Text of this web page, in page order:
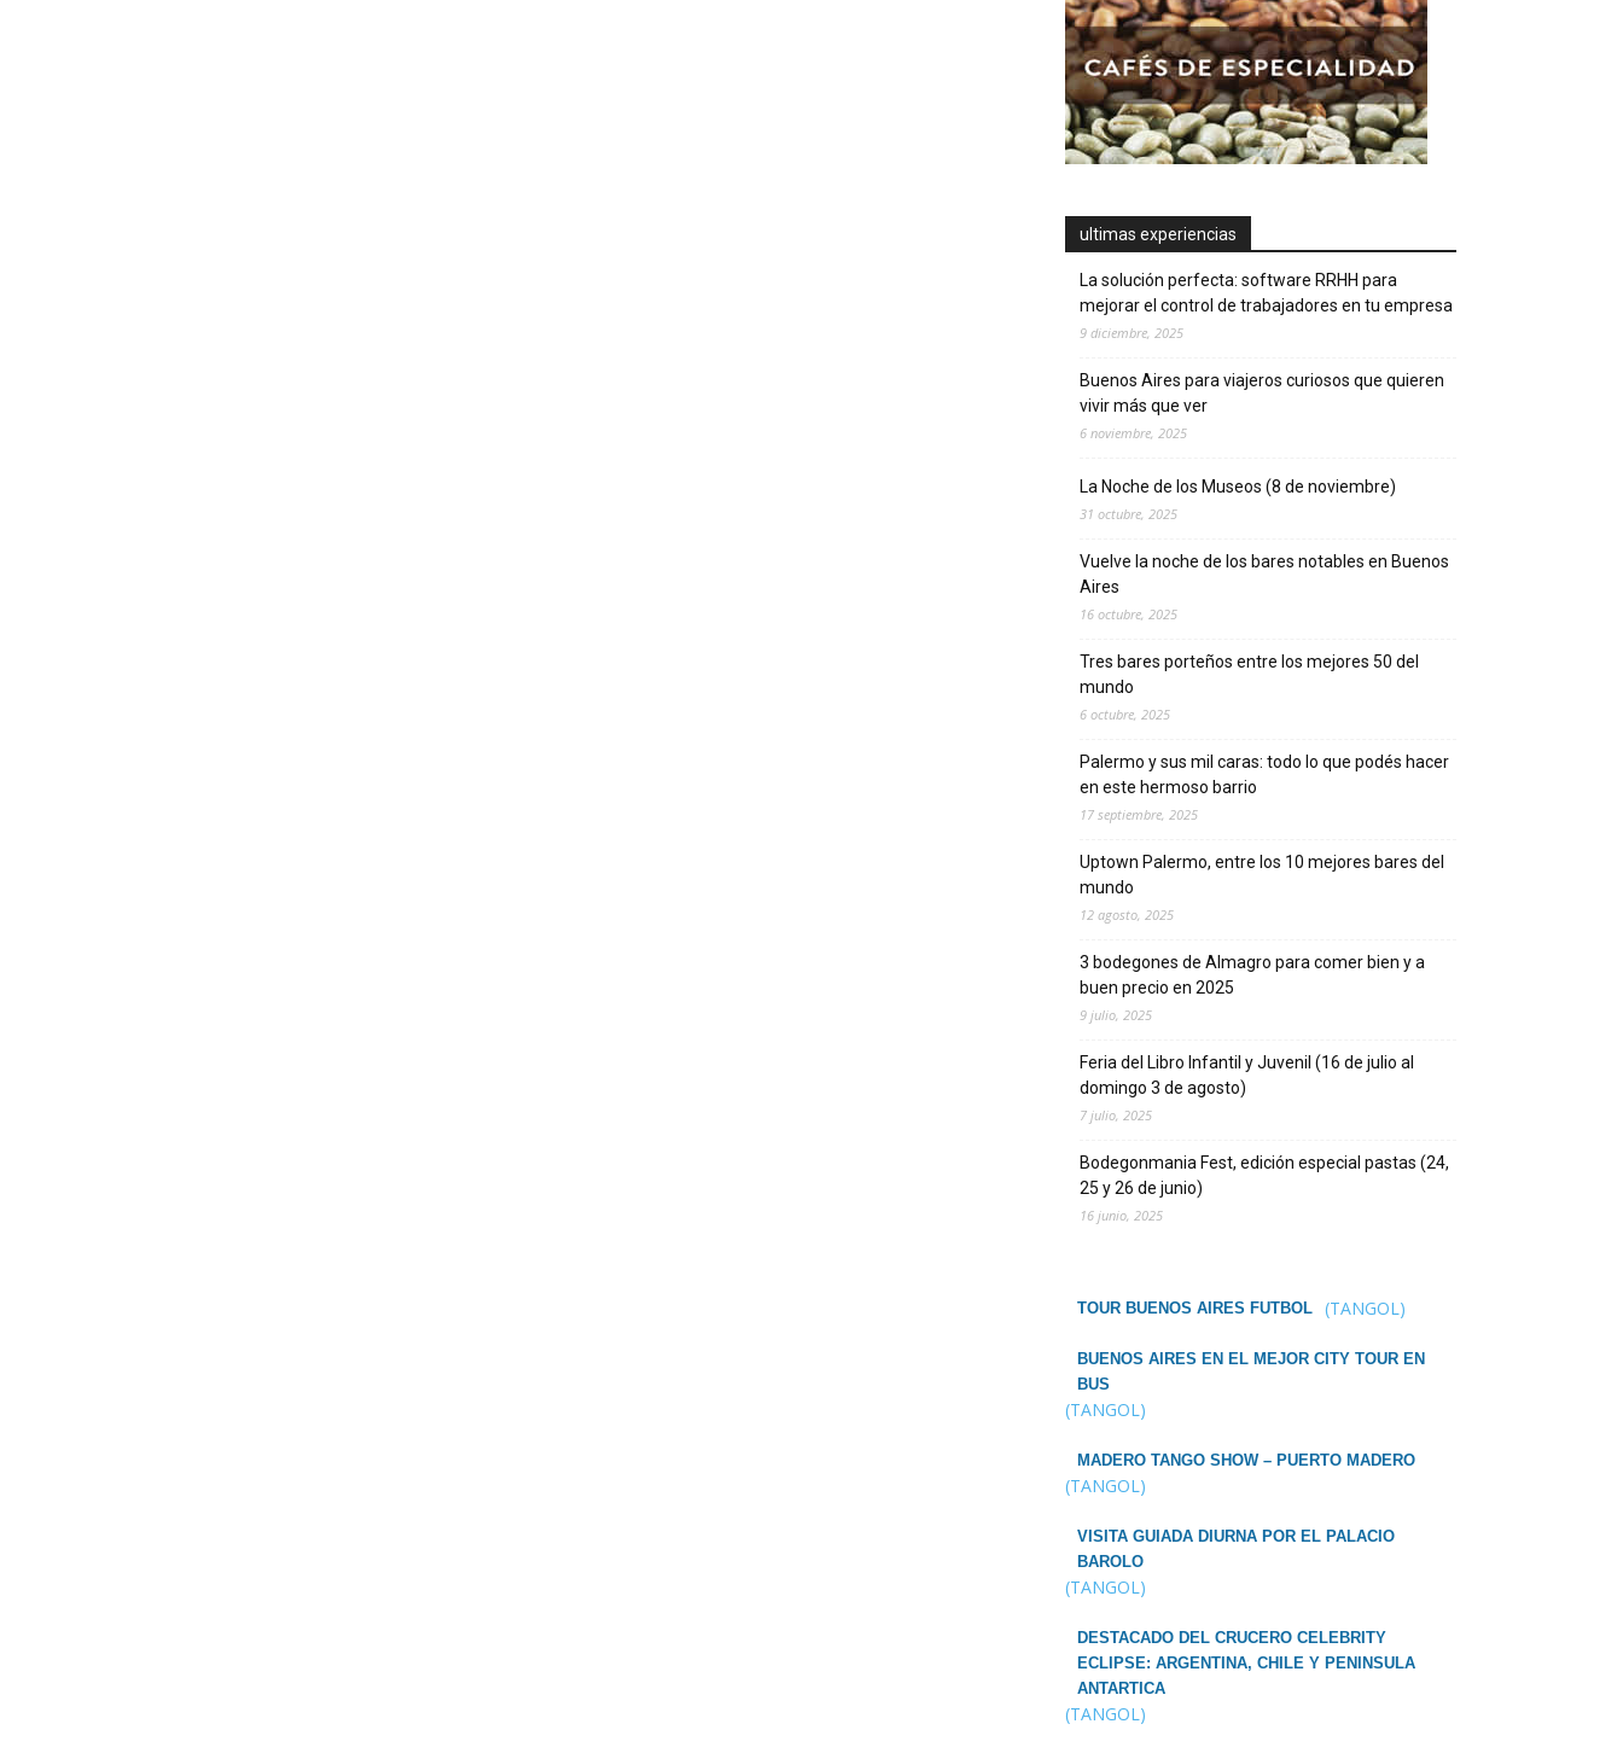
ultimas experiencias
La solución perfecta: software RRHH para
mejorar el control de trabajadores en tu empresa
9 diciembre, 2025
Buenos Aires para viajeros curiosos que quieren
vivir más que ver
6 noviembre, 2025
La Noche de los Museos (8 de noviembre)
31 octubre, 2025
Vuelve la noche de los bares notables en Buenos
Aires
16 octubre, 2025
Tres bares porteños entre los mejores 50 del
mundo
6 octubre, 2025
Palermo y sus mil caras: todo lo que podés hacer
en este hermoso barrio
17 septiembre, 2025
Uptown Palermo, entre los 10 mejores bares del
mundo
12 agosto, 2025
3 bodegones de Almagro para comer bien y a
buen precio en 2025
9 julio, 2025
Feria del Libro Infantil y Juvenil (16 de julio al
domingo 3 de agosto)
7 julio, 2025
Bodegonmania Fest, edición especial pastas (24,
25 y 26 de junio)
16 junio, 2025
TOUR BUENOS AIRES FUTBOL (TANGOL)
BUENOS AIRES EN EL MEJOR CITY TOUR EN
BUS
(TANGOL)
MADERO TANGO SHOW – PUERTO MADERO
(TANGOL)
VISITA GUIADA DIURNA POR EL PALACIO
BAROLO
(TANGOL)
DESTACADO DEL CRUCERO CELEBRITY
ECLIPSE: ARGENTINA, CHILE Y PENINSULA
ANTARTICA
(TANGOL)